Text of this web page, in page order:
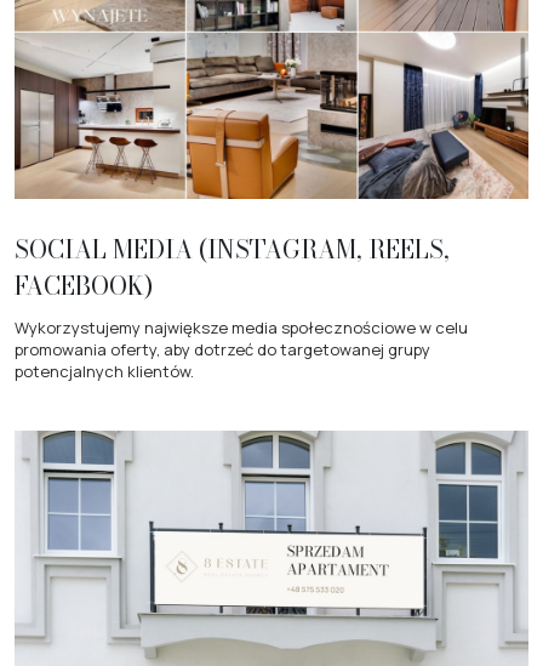
SOCIAL MEDIA (INSTAGRAM, REELS,
FACEBOOK)
Wykorzystujemy największe media społecznościowe w celu
promowania oferty, aby dotrzeć do targetowanej grupy
potencjalnych klientów.